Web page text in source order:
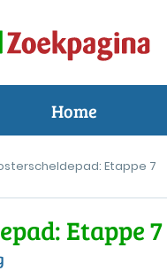
Home
Etappe 7
Etappe 7